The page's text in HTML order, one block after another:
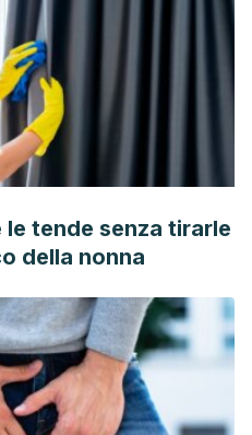
tende senza tirarle
della nonna